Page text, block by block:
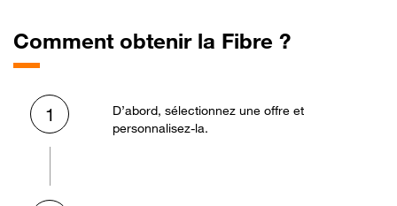
Comment obtenir la Fibre ?
1
D’abord, sélectionnez une offre et
personnalisez-la.